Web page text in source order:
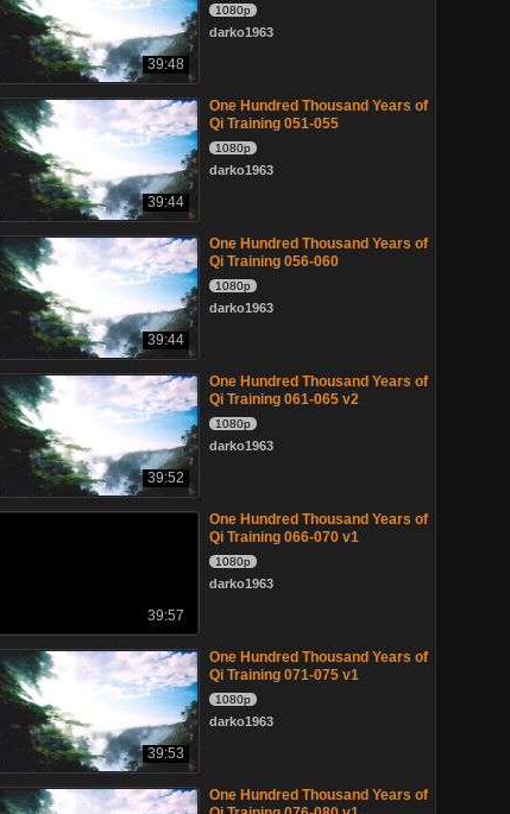
39:48
1080p
darko1963
39:44
One Hundred Thousand Years of
Qi Training 051-055
1080p
darko1963
39:44
One Hundred Thousand Years of
Qi Training 056-060
1080p
darko1963
39:52
One Hundred Thousand Years of
Qi Training 061-065 v2
1080p
darko1963
39:57
One Hundred Thousand Years of
Qi Training 066-070 v1
1080p
darko1963
39:53
One Hundred Thousand Years of
Qi Training 071-075 v1
1080p
darko1963
One Hundred Thousand Years of